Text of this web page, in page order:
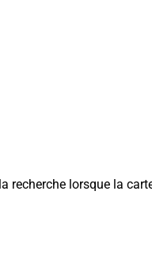
recherche lorsque la